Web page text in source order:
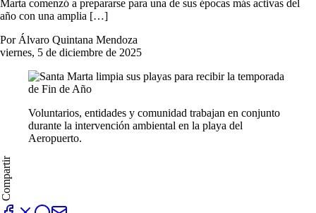
Marta comenzó a prepararse para una de sus épocas más activas del
año con una amplia […]
Por Álvaro Quintana Mendoza
viernes, 5 de diciembre de 2025
Voluntarios, entidades y comunidad trabajan en conjunto
durante la intervención ambiental en la playa del
Aeropuerto.
Compartir